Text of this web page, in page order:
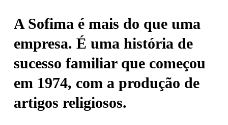
A Sofima é mais do que uma
empresa. É uma história de
sucesso familiar que começou
em 1974, com a produção de
artigos religiosos.